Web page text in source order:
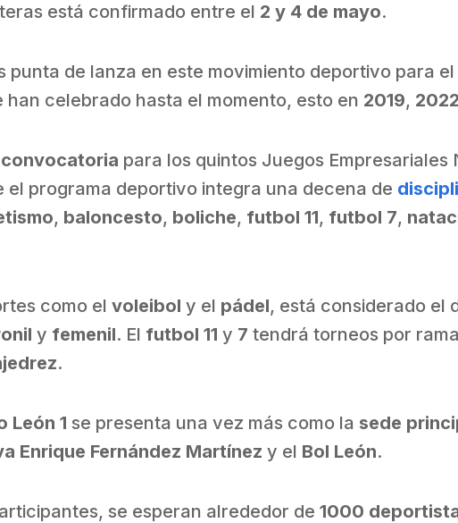
está confirmado entre el 2 y 4 de mayo.
punta de lanza en este movimiento deportivo para el
han celebrado hasta el momento, esto en 2019, 2022
convocatoria para los quintos Juegos Empresariales
el programa deportivo integra una decena de
, baloncesto, boliche, futbol 11, futbol 7,
como el voleibol y el pádel, está considerado el
y femenil. El futbol 11 y 7 tendrá torneos por
.
León 1 se presenta una vez más como la sede
Enrique Fernández Martínez y el Bol León.
se esperan alrededor de 1000